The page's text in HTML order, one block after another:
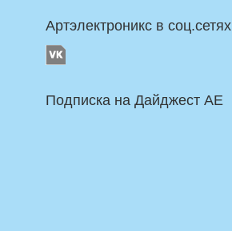
Артэлектроникс в соц.сетях
Подписка на Дайджест AE